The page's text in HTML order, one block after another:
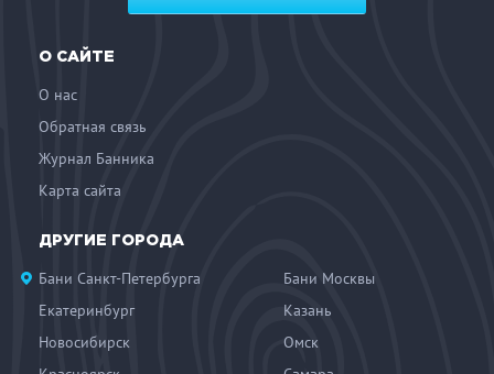
О САЙТЕ
О нас
Обратная связь
Журнал Банника
Карта сайта
ДРУГИЕ ГОРОДА
Бани Санкт-Петербурга
Бани Москвы
Екатеринбург
Казань
Новосибирск
Омск